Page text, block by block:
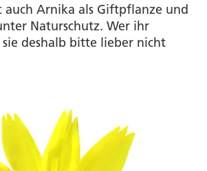
Arnika als Giftpflanze und
Naturschutz. Wer ihr
deshalb bitte lieber nicht